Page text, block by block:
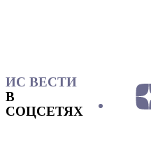
ИС ВЕСТИ
В
СОЦСЕТЯХ